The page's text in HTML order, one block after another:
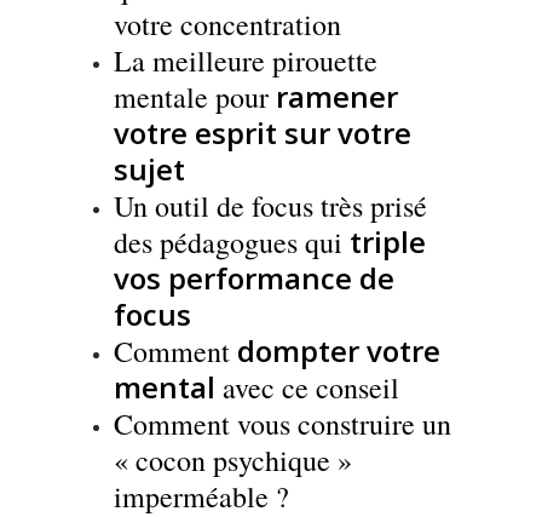
votre concentration
La meilleure pirouette
mentale pour ramener
votre esprit sur votre
sujet
Un outil de focus très prisé
des pédagogues qui triple
vos performance de
focus
Comment domptervotre
mental avec ce conseil
Comment vous construire un
« cocon psychique »
imperméable ?